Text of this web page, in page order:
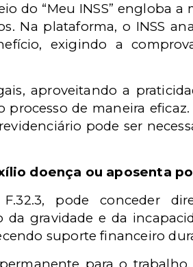
do “Meu INSS” engloba
Na plataforma, o INSS
exigindo a
aproveitando a
de maneira
pode ser
doença ou aposenta
pode conceder
gravidade e da
suporte financeiro